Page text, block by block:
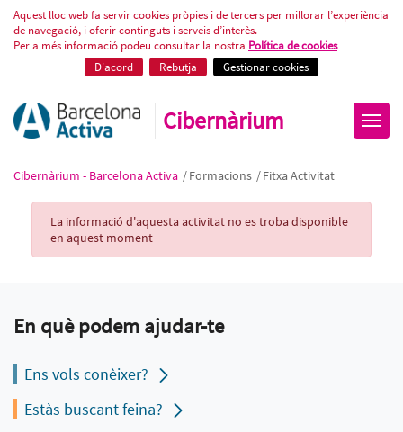
Fitxa Activitat
Aquest lloc web fa servir cookies pròpies i de tercers per millorar l’experiència
de navegació, i oferir continguts i serveis d’interès.
Per a més informació podeu consultar la nostra Política de cookies
D'acord
Rebutja Gestionar cookies
Cibernàrium
Cibernàrium - Barcelona Activa /Formacions /Fitxa Activitat
Activity Record
La informació d'aquesta activitat no es troba disponible
en aquest moment
En què podem ajudar-te
Ens vols conèixer?
Estàs buscant feina?